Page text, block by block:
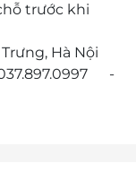
trước khi
Hà Nội
-
E-Voucher/ E-